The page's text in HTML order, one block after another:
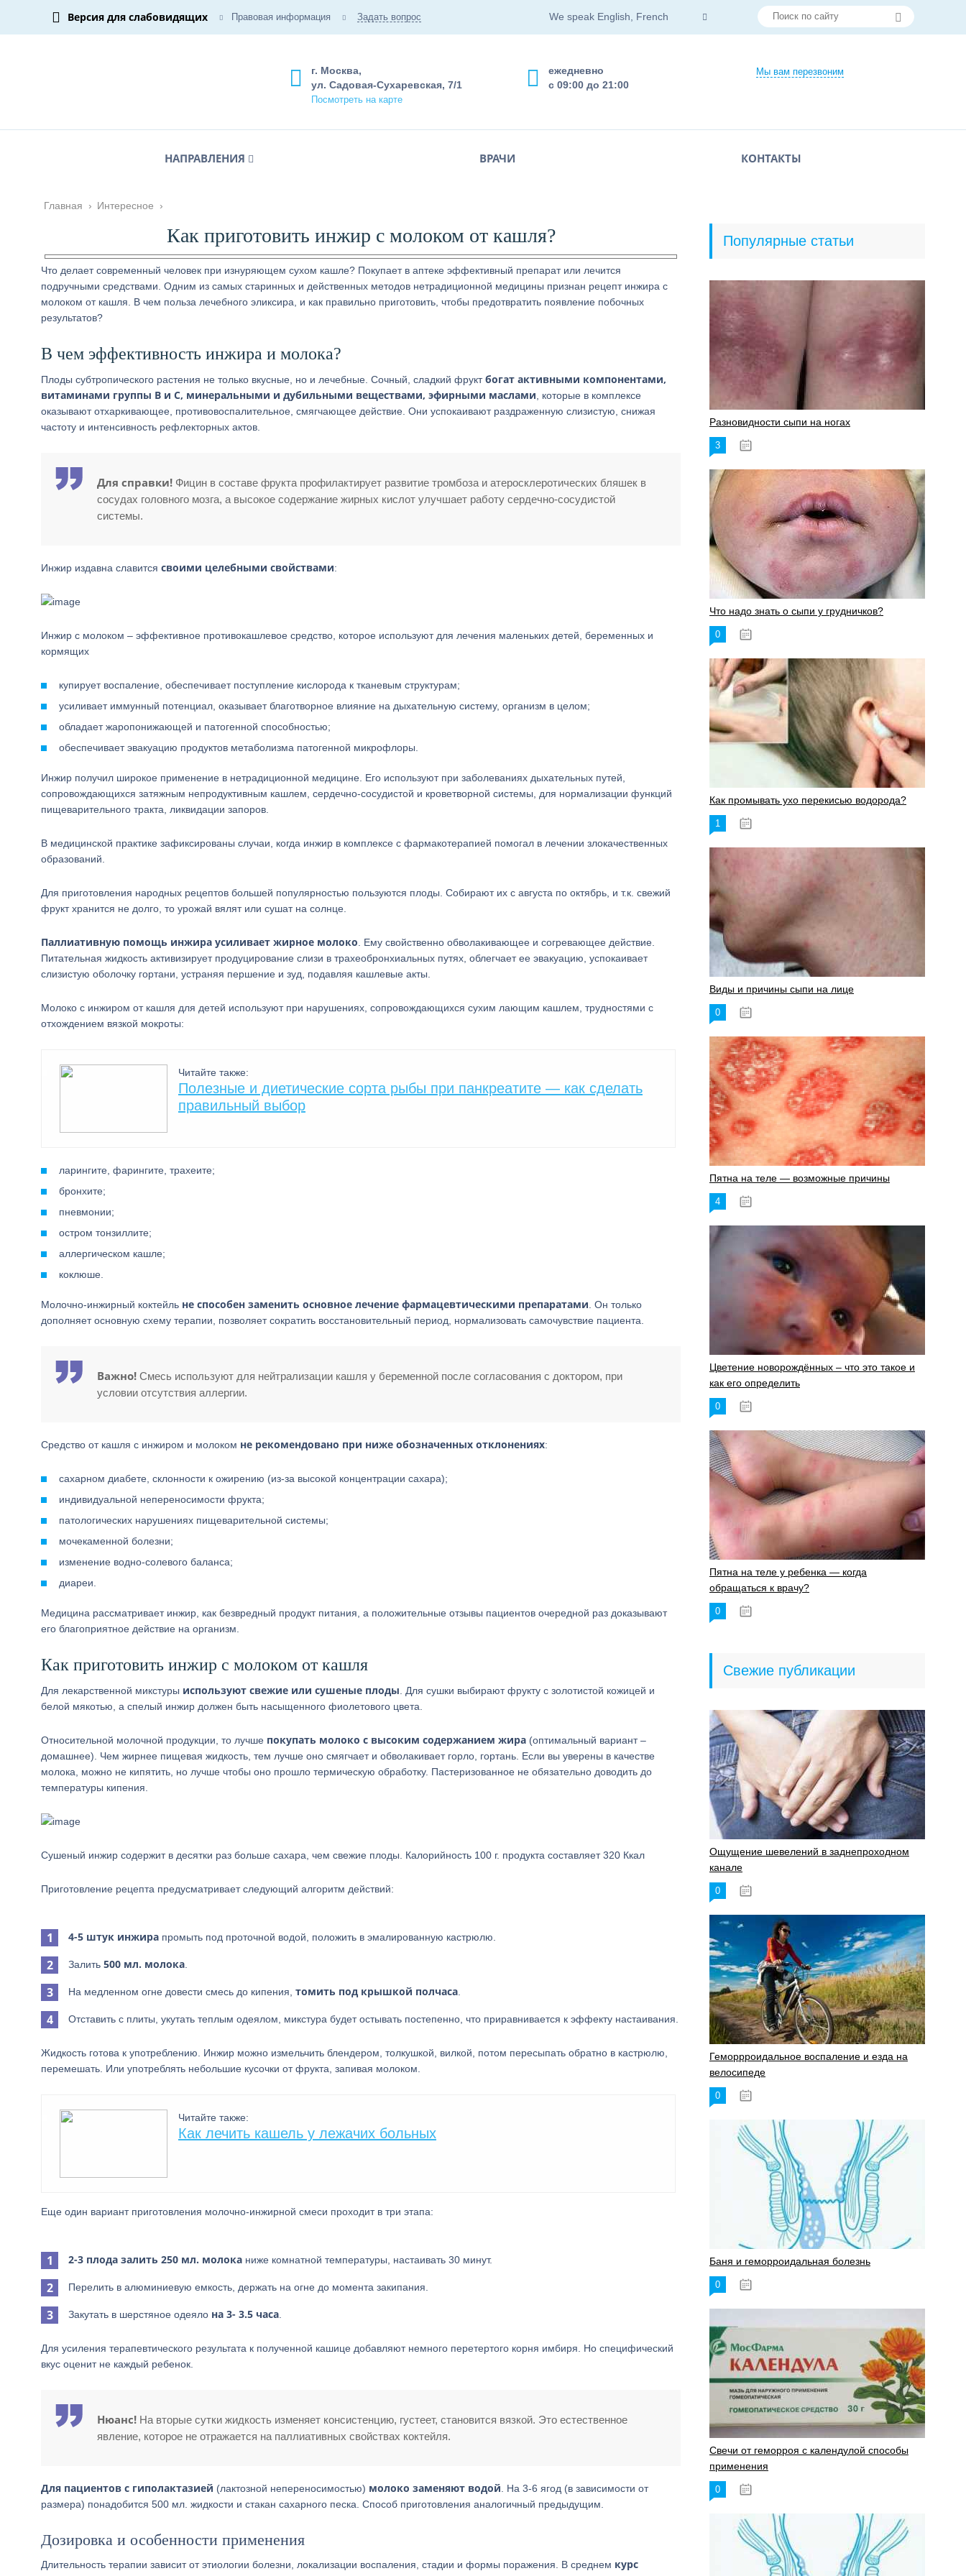
Версия для слабовидящих Правовая информация Задать вопрос We speak English, French
Мы вам перезвоним
ежедневно
с 09:00 до 21:00
г. Москва,
ул. Садовая-Сухаревская, 7/1
Посмотреть на карте
НАПРАВЛЕНИЯ ВРАЧИ КОНТАКТЫ
Главная › Интересное ›
Как приготовить инжир с молоком от кашля?
Что делает современный человек при изнуряющем сухом кашле? Покупает в аптеке эффективный препарат или лечится
подручными средствами. Одним из самых старинных и действенных методов нетрадиционной медицины признан рецепт инжира с
молоком от кашля. В чем польза лечебного эликсира, и как правильно приготовить, чтобы предотвратить появление побочных
результатов?
В чем эффективность инжира и молока?
Плоды субтропического растения не только вкусные, но и лечебные. Сочный, сладкий фруктбогат активными компонентами,
витаминами группы В и С, минеральными и дубильными веществами, эфирными маслами , которые в комплексе
оказывают отхаркивающее, противовоспалительное, смягчающее действие. Они успокаивают раздраженную слизистую, снижая
частоту и интенсивность рефлекторных актов.
Для справки! Фицин в составе фрукта профилактирует развитие тромбоза и атеросклеротических бляшек в
сосудах головного мозга, а высокое содержание жирных кислот улучшает работу сердечно-сосудистой
системы.
Инжир издавна славится своими целебными свойствами:
Инжир с молоком – эффективное противокашлевое средство, которое используют для лечения маленьких детей, беременных и
кормящих
купирует воспаление, обеспечивает поступление кислорода к тканевым структурам;
усиливает иммунный потенциал, оказывает благотворное влияние на дыхательную систему, организм в целом;
обладает жаропонижающей и патогенной способностью;
обеспечивает эвакуацию продуктов метаболизма патогенной микрофлоры.
Инжир получил широкое применение в нетрадиционной медицине. Его используют при заболеваниях дыхательных путей,
сопровождающихся затяжным непродуктивным кашлем, сердечно-сосудистой и кроветворной системы, для нормализации функций
пищеварительного тракта, ликвидации запоров.
В медицинской практике зафиксированы случаи, когда инжир в комплексе с фармакотерапией помогал в лечении злокачественных
образований.
Для приготовления народных рецептов большей популярностью пользуются плоды. Собирают их с августа по октябрь, и т.к. свежий
фрукт хранится не долго, то урожай вялят или сушат на солнце.
Паллиативную помощь инжира усиливает жирное молоко . Ему свойственно обволакивающее и согревающее действие.
Питательная жидкость активизирует продуцирование слизи в трахеобронхиальных путях, облегчает ее эвакуацию, успокаивает
слизистую оболочку гортани, устраняя першение и зуд, подавляя кашлевые акты.
Молоко с инжиром от кашля для детей используют при нарушениях, сопровождающихся сухим лающим кашлем, трудностями с
отхождением вязкой мокроты:
Читайте также:
Полезные и диетические сорта рыбы при панкреатите — как сделать
правильный выбор
ларингите, фарингите, трахеите;
бронхите;
пневмонии;
остром тонзиллите;
аллергическом кашле;
коклюше.
Молочно-инжирный коктейль не способен заменить основное лечение фармацевтическими препаратами . Он только
дополняет основную схему терапии, позволяет сократить восстановительный период, нормализовать самочувствие пациента.
Важно! Смесь используют для нейтрализации кашля у беременной после согласования с доктором, при
условии отсутствия аллергии.
Средство от кашля с инжиром и молоком не рекомендовано при ниже обозначенных отклонениях:
сахарном диабете, склонности к ожирению (из-за высокой концентрации сахара);
индивидуальной непереносимости фрукта;
патологических нарушениях пищеварительной системы;
мочекаменной болезни;
изменение водно-солевого баланса;
диареи.
Медицина рассматривает инжир, как безвредный продукт питания, а положительные отзывы пациентов очередной раз доказывают
его благоприятное действие на организм.
Как приготовить инжир с молоком от кашля
Для лекарственной микстуры используют свежие или сушеные плоды . Для сушки выбирают фрукту с золотистой кожицей и
белой мякотью, а спелый инжир должен быть насыщенного фиолетового цвета.
Относительной молочной продукции, то лучше покупать молоко с высоким содержанием жира (оптимальный вариант –
домашнее). Чем жирнее пищевая жидкость, тем лучше оно смягчает и обволакивает горло, гортань. Если вы уверены в качестве
молока, можно не кипятить, но лучше чтобы оно прошло термическую обработку. Пастеризованное не обязательно доводить до
температуры кипения.
Сушеный инжир содержит в десятки раз больше сахара, чем свежие плоды. Калорийность 100 г. продукта составляет 320 Ккал
Приготовление рецепта предусматривает следующий алгоритм действий:
4-5 штук инжира промыть под проточной водой, положить в эмалированную кастрюлю.
Залить 500 мл. молока
На медленном огне довести смесь до кипения, томить под крышкой полчаса
Отставить с плиты, укутать теплым одеялом, микстура будет остывать постепенно, что приравнивается к эффекту настаивания.
Жидкость готова к употреблению. Инжир можно измельчить блендером, толкушкой, вилкой, потом пересыпать обратно в кастрюлю,
перемешать. Или употреблять небольшие кусочки от фрукта, запивая молоком.
Читайте также:
Как лечить кашель у лежачих больных
Еще один вариант приготовления молочно-инжирной смеси проходит в три этапа:
2-3 плода залить 250 мл. молока ниже комнатной температуры, настаивать 30 минут.
Перелить в алюминиевую емкость, держать на огне до момента закипания.
Закутать в шерстяное одеяло на 3- 3.5 часа
Для усиления терапевтического результата к полученной кашице добавляют немного перетертого корня имбиря. Но специфический
вкус оценит не каждый ребенок.
Нюанс! На вторые сутки жидкость изменяет консистенцию, густеет, становится вязкой. Это естественное
явление, которое не отражается на паллиативных свойствах коктейля.
Для пациентов с гиполактазией (лактозной непереносимостью) молоко заменяют водой . На 3-6 ягод (в зависимости от
размера) понадобится 500 мл. жидкости и стакан сахарного песка. Способ приготовления аналогичный предыдущим.
Дозировка и особенности применения
Длительность терапии зависит от этиологии болезни, локализации воспаления, стадии и формы поражения. В среднем курс
Популярные статьи
Разновидности сыпи на ногах
3
Что надо знать о сыпи у грудничков?
0
Как промывать ухо перекисью водорода?
1
Виды и причины сыпи на лице
0
Пятна на теле — возможные причины
4
Цветение новорождённых – что это такое и
как его определить
0
Пятна на теле у ребенка — когда
обращаться к врачу?
0
Свежие публикации
Ощущение шевелений в заднепроходном
канале
0
Геморрроидальное воспаление и езда на
велосипеде
0
Баня и геморроидальная болезнь
0
Свечи от геморроя с календулой способы
применения
0